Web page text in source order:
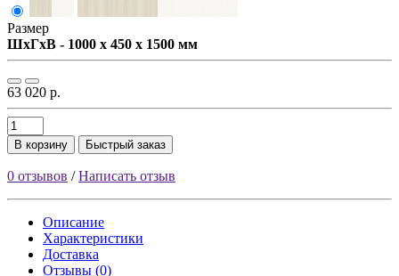
Размер
ШxГxВ - 1000 x 450 x 1500 мм
63 020 р.
В корзину Быстрый заказ
0 отзывов /Написать отзыв
Описание
Характеристики
Доставка
Отзывы (0)